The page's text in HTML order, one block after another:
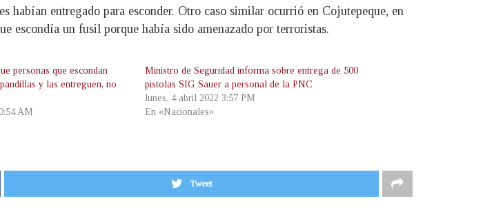
habían entregado para esconder. Otro caso similar ocurrió en Cojutepeque, en
escondía un fusil porque había sido amenazado por terroristas.
personas que escondan
y las entreguen, no
AM
Ministro de Seguridad informa sobre entrega de 500
pistolas SIG Sauer a personal de la PNC
lunes, 4 abril 2022 3:57 PM
En «Nacionales»
Tweet